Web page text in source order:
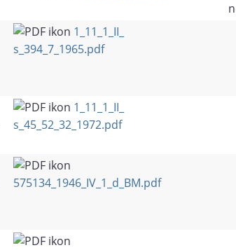
1_11_1_II_
s_394_7_1965.pdf
1_11_1_II_
s_45_52_32_1972.pdf
575134_1946_IV_1_d_BM.pdf